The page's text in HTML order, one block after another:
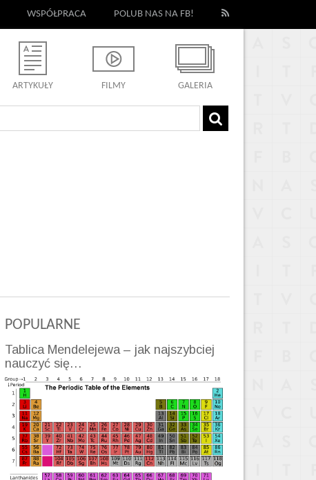
WSPÓŁPRACA POLUB NAS NA FB!
ARTYKUŁY FILMY GALERIA
POPULARNE
Tablica Mendelejewa – jak najszybciej
nauczyć się…